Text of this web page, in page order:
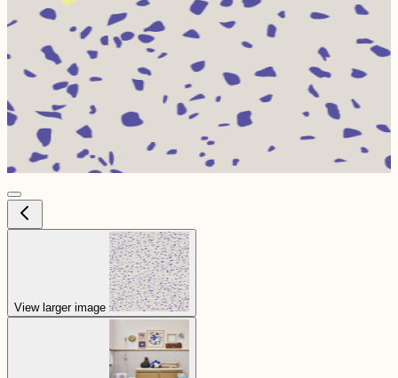
View larger image